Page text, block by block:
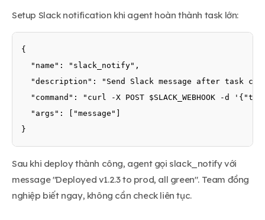
Setup Slack notification khi agent hoàn thành task lớn:
{
  "name": "slack_notify",
"description": "Send Slack message after task
"command": "curl -X POST $SLACK_WEBHOOK -d
  "args": ["message"]
}
Sau khi deploy thành công, agent gọi slack_notify với
message "Deployed v1.2.3 to prod, all green". Team đồng
nghiệp biết ngay, không cần check liên tục.